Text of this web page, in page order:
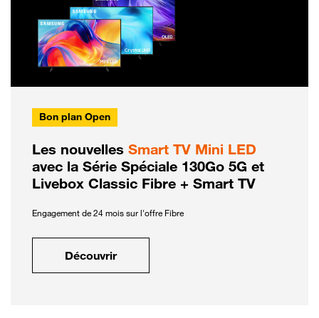
Bon plan Open
Les nouvelles Smart TV Mini LED
avec la Série Spéciale 130Go 5G et
Livebox Classic Fibre + Smart TV
Engagement de 24 mois sur l'offre Fibre
Découvrir